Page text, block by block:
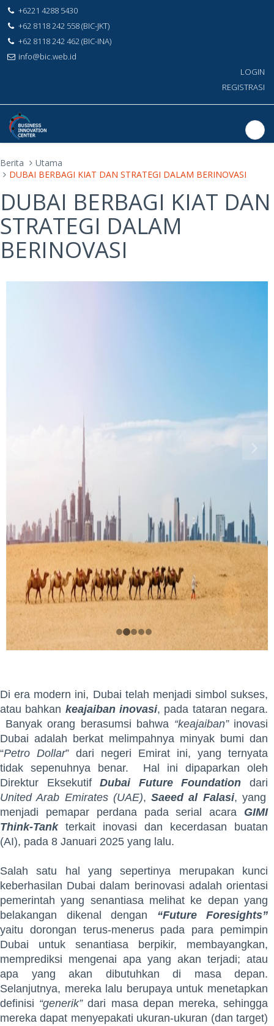
+6221 4288 5430
+62 8118 242 558 (BIC-JKT)
+62 8118 242 462 (BIC-INA)
info@bic.web.id
LOGIN
REGISTRASI
Berita
Utama
DUBAI BERBAGI KIAT DAN STRATEGI DALAM BERINOVASI
DUBAI BERBAGI KIAT DAN
STRATEGI DALAM
BERINOVASI
Di era modern ini, Dubai telah menjadi simbol sukses,
atau bahkan keajaiban inovasi, pada tataran negara.
Banyak orang berasumsi bahwa “keajaiban”inovasi
Dubai adalah berkat melimpahnya minyak bumi dan
“Petro Dollar” dari negeri Emirat ini, yang ternyata
tidak sepenuhnya benar. Hal ini dipaparkan oleh
Direktur EksekutifDubai Future Foundation dari
United Arab Emirates (UAE), Saeed al Falasi, yang
menjadi pemapar perdana pada serial acara GIMI
Think-Tank terkait inovasi dan kecerdasan buatan
(AI), pada 8 Januari 2025 yang lalu.
Salah satu hal yang sepertinya merupakan kunci
keberhasilan Dubai dalam berinovasi adalah orientasi
pemerintah yang senantiasa melihat ke depan yang
belakangan dikenal dengan “Future Foresights”
yaitu dorongan terus-menerus pada para pemimpin
Dubai untuk senantiasa berpikir, membayangkan,
memprediksi mengenai apa yang akan terjadi; atau
apa yang akan dibutuhkan di masa depan.
Selanjutnya, mereka lalu berupaya untuk menetapkan
definisi “generik”dari masa depan mereka, sehingga
mereka dapat menyepakati ukuran-ukuran (dan target)